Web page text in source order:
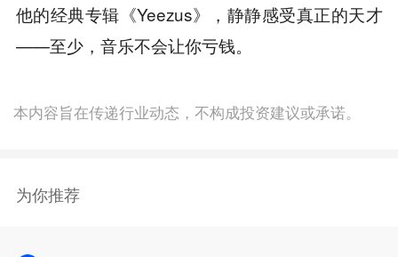
他的经典专辑《Yeezus》，静静感受真正的天才
——至少，音乐不会让你亏钱。
本内容旨在传递行业动态，不构成投资建议或承诺。
为你推荐